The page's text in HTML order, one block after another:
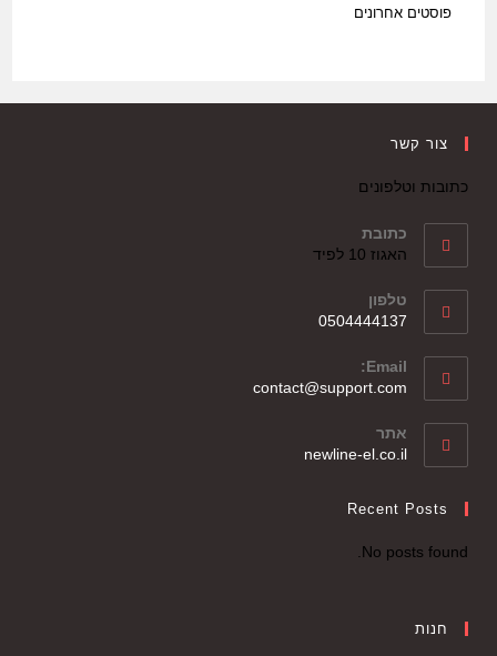
פוסטים אחרונים
צור קשר
כתובות וטלפונים
כתובת
האגוז 10 לפיד
טלפון
0504444137
Email:
contact@support.com
אתר
newline-el.co.il
Recent Posts
No posts found.
חנות